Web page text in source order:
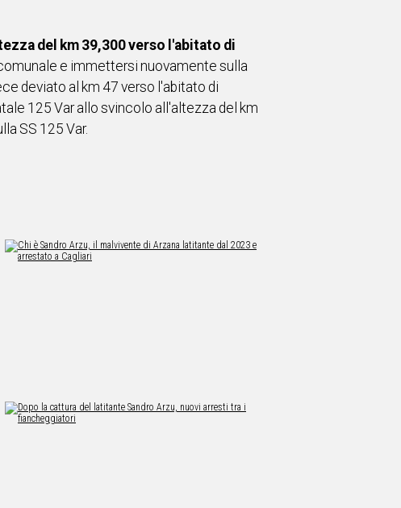
del km 39,300 verso l'abitato di
e immettersi nuovamente sulla
deviato al km 47 verso l'abitato di
125 Var allo svincolo all'altezza del km
SS 125 Var.